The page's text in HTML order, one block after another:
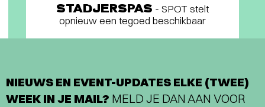
STADJERSPAS - SPOT stelt
opnieuw een tegoed beschikbaar
NIEUWS EN EVENT-UPDATES ELKE (TWEE)
WEEK IN JE MAIL? MELD JE DAN AAN VOOR